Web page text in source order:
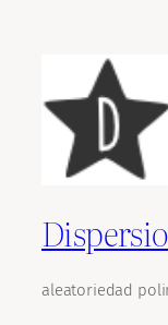
aleatoriedad